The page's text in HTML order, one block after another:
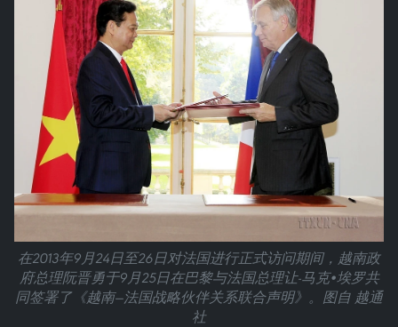
在2013年9月24日至26日对法国进行正式访问期间，越南政
府总理阮晋勇于9月25日在巴黎与法国总理让-马克•埃罗共
同签署了《越南—法国战略伙伴关系联合声明》。图自 越通
社